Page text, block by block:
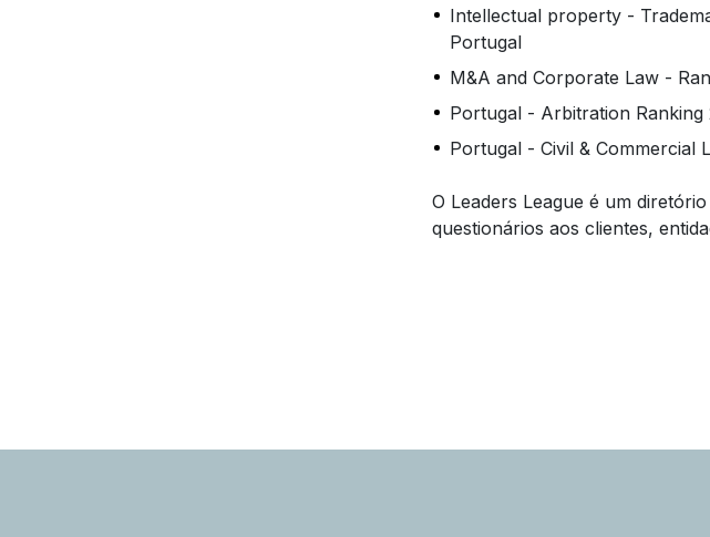
Intellectual property -
Portugal
M&A and Corporate Law -
Portugal - Arbitration Ranking
Portugal - Civil & Commercial
O Leaders League é um
questionários aos clientes,